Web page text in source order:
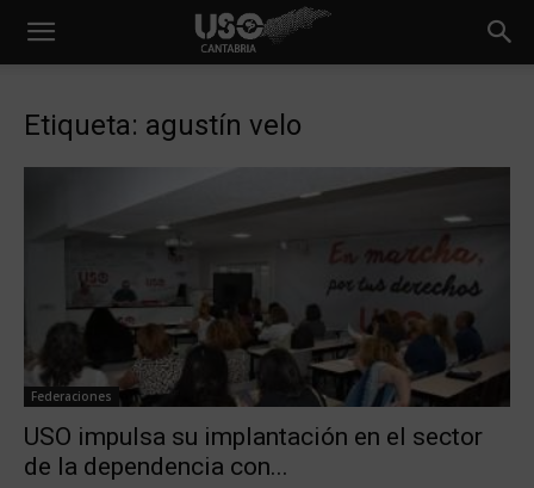
Etiqueta: agustín velo
Federaciones
USO impulsa su implantación en el sector
de la dependencia con...